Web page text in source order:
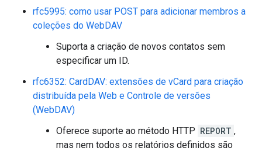
rfc5995: como usar POST para adicionar membros a
coleções do WebDAV
Suporta a criação de novos contatos sem
especificar um ID.
rfc6352: CardDAV: extensões de vCard para criação
distribuída pela Web e Controle de versões
(WebDAV)
Oferece suporte ao método HTTP REPORT ,
mas nem todos os relatórios definidos são